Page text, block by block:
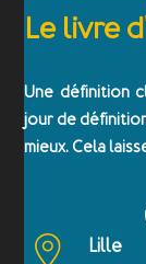
Le livre
Une définition
jour de
mieux. Cela
Lille